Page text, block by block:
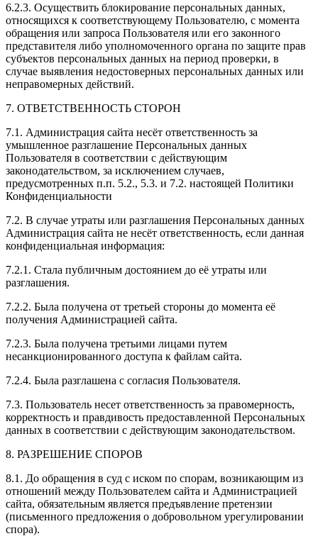
6.2.3. Осуществить блокирование персональных данных,
относящихся к соответствующему Пользователю, с момента
обращения или запроса Пользователя или его законного
представителя либо уполномоченного органа по защите прав
субъектов персональных данных на период проверки, в
случае выявления недостоверных персональных данных или
неправомерных действий.
7. ОТВЕТСТВЕННОСТЬ СТОРОН
7.1. Администрация сайта несёт ответственность за
умышленное разглашение Персональных данных
Пользователя в соответствии с действующим
законодательством, за исключением случаев,
предусмотренных п.п. 5.2., 5.3. и 7.2. настоящей Политики
Конфиденциальности
7.2. В случае утраты или разглашения Персональных данных
Администрация сайта не несёт ответственность, если данная
конфиденциальная информация:
7.2.1. Стала публичным достоянием до её утраты или
разглашения.
7.2.2. Была получена от третьей стороны до момента её
получения Администрацией сайта.
7.2.3. Была получена третьими лицами путем
несанкционированного доступа к файлам сайта.
7.2.4. Была разглашена с согласия Пользователя.
7.3. Пользователь несет ответственность за правомерность,
корректность и правдивость предоставленной Персональных
данных в соответствии с действующим законодательством.
8. РАЗРЕШЕНИЕ СПОРОВ
8.1. До обращения в суд с иском по спорам, возникающим из
отношений между Пользователем сайта и Администрацией
сайта, обязательным является предъявление претензии
(письменного предложения о добровольном урегулировании
спора).